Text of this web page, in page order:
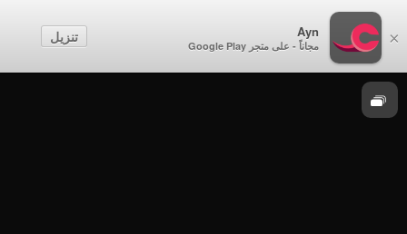
×
Ayn
مجاناً - على متجر Google Play
تنزيل
احتفالات متنوعة
موسم 2019